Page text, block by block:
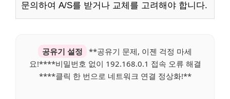
문의하여 A/S를 받거나 교체를 고려해야 합니다.
공유기 설정
**공유기 문제, 이젠 걱정 마세
요!****비밀번호 없이 192.168.0.1 접속 오류 해결
****클릭 한 번으로 네트워크 연결 정상화!**